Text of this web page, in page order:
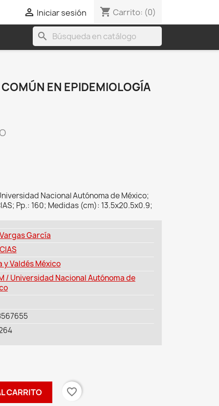
 Iniciar sesión shopping_cart Carrito: (0)
search
EN EPIDEMIOLOGÍA
Nacional Autónoma de México;
Pp.: 160; Medidas (cm): 13.5x20.5x0.9;
García
y Valdés México
/ Universidad Nacional Autónoma de
CARRITO favorite_border